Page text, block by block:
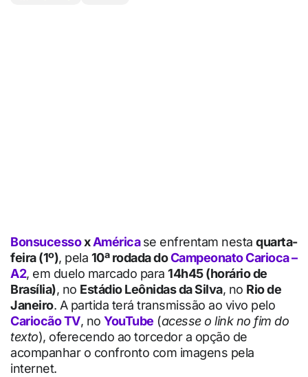
BonsucessoxAméricase enfrentam nesta quarta-
feira (1º), pela 10ª rodada doCampeonato Carioca –
A2, em duelo marcado para 14h45 (horário de
Brasília), no Estádio Leônidas da Silva, no Rio de
Janeiro. A partida terá transmissão ao vivo pelo
Cariocão TV, no YouTube (acesse o link no fim do
texto), oferecendo ao torcedor a opção de
acompanhar o confronto com imagens pela
internet.